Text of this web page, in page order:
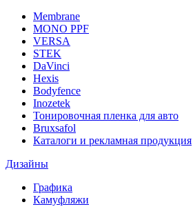
Membrane
MONO PPF
VERSA
STEK
DaVinci
Hexis
Bodyfence
Inozetek
Тонировочная пленка для авто
Bruxsafol
Каталоги и рекламная продукция
Дизайны
Графика
Камуфляжи